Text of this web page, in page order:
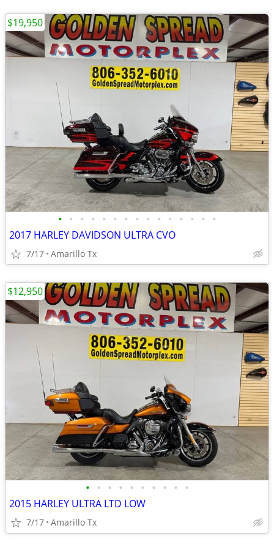
• • • • • • • • • • • • • • •
2017 HARLEY DAVIDSON ULTRA CVO
7/17 Amarillo Tx
$19,950
• • • • • • • • • •
2015 HARLEY ULTRA LTD LOW
7/17 Amarillo Tx
$12,950